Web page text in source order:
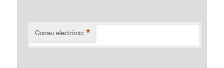
Correu electrònic *